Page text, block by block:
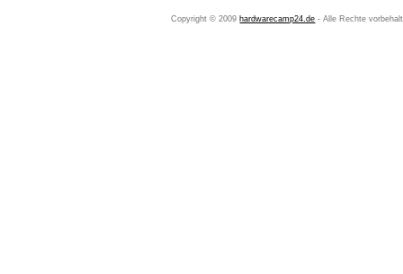
Copyright © 2009 hardwarecamp24.de - Alle Rechte